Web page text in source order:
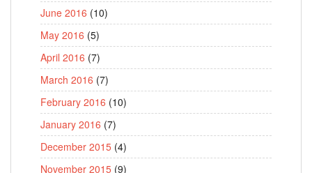
June 2016 (10)
May 2016 (5)
April 2016 (7)
March 2016 (7)
February 2016 (10)
January 2016 (7)
December 2015 (4)
November 2015 (9)